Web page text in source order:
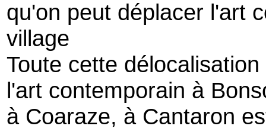
qu'on peut déplacer l'art
village
Toute cette délocalisation
l'art contemporain à
à Coaraze, à Cantaron